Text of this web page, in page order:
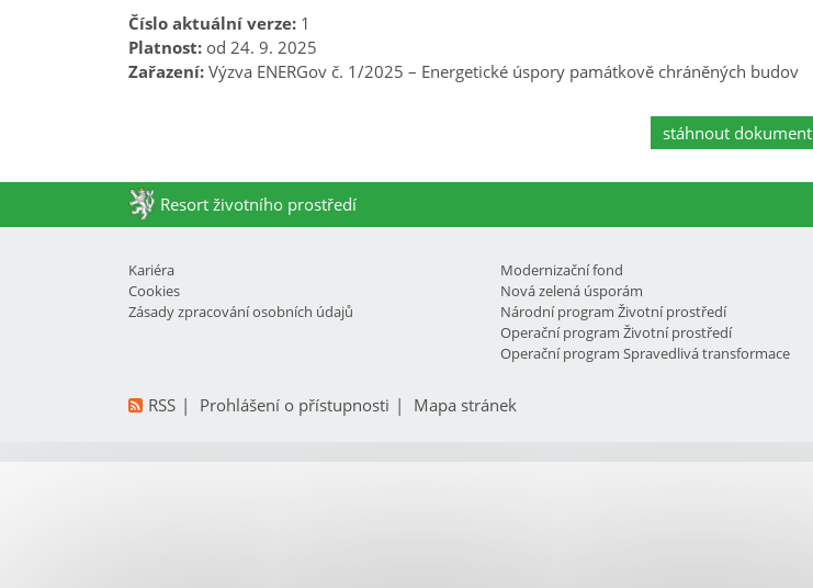
Číslo aktuální verze: 1
Platnost: od 24. 9. 2025
Zařazení: Výzva ENERGov č. 1/2025 – Energetické úspory památkově chráněných budov
stáhnout dokument
Resort životního prostředí
Kariéra
Cookies
Zásady zpracování osobních údajů
Modernizační fond
Nová zelená úsporám
Národní program Životní prostředí
Operační program Životní prostředí
Operační program Spravedlivá transformace
RSS Prohlášení o přístupnosti Mapa stránek